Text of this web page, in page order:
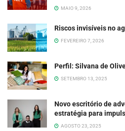
MAIO 9, 2026
Riscos invisíveis no
FEVEREIRO 7, 2026
Perfil: Silvana de
SETEMBRO 13, 2025
Novo escritório de
estratégia para
AGOSTO 23, 2025